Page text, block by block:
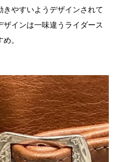
やすいようデザインされて
インは一味違うライダース
。